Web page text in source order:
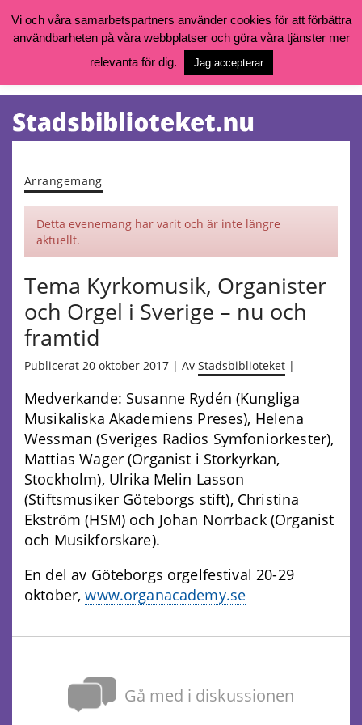
Vill du söka böcker, logga in på ditt bibliotekskonto eller nå övriga
goteborg.se/bibliotek
Öppettider, katalog och kontakt
Tjänster
Arrangemang
Detta evenemang har varit och är inte längre
aktuellt.
Tema Kyrkomusik, Organister
och Orgel i Sverige – nu och
framtid
Publicerat 20 oktober 2017 | Av Stadsbiblioteket |
Medverkande: Susanne Rydén (Kungliga
Musikaliska Akademiens Preses), Helena
Wessman (Sveriges Radios Symfoniorkester),
Mattias Wager (Organist i Storkyrkan,
Stockholm), Ulrika Melin Lasson
(Stiftsmusiker Göteborgs stift), Christina
Ekström (HSM) och Johan Norrback (Organist
och Musikforskare).
En del av Göteborgs orgelfestival 20-29
oktober,www.organacademy.se
Gå med i diskussionen
Vi och våra samarbetspartners använder cookies för att förbättra
användbarheten på våra webbplatser och göra våra tjänster mer
relevanta för dig.
Jag accepterar